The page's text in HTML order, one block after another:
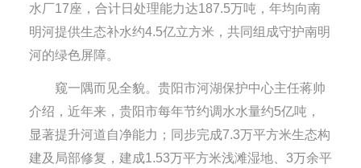
水厂17座，合计日处理能力达187.5万吨，年均向南
明河提供生态补水约4.5亿立方米，共同组成守护南明
河的绿色屏障。
窥一隅而见全貌。贵阳市河湖保护中心主任蒋帅
介绍，近年来，贵阳市每年节约调水水量约5亿吨，
显著提升河道自净能力；同步完成7.3万平方米生态构
建及局部修复，建成1.53万平方米浅滩湿地、3万余平